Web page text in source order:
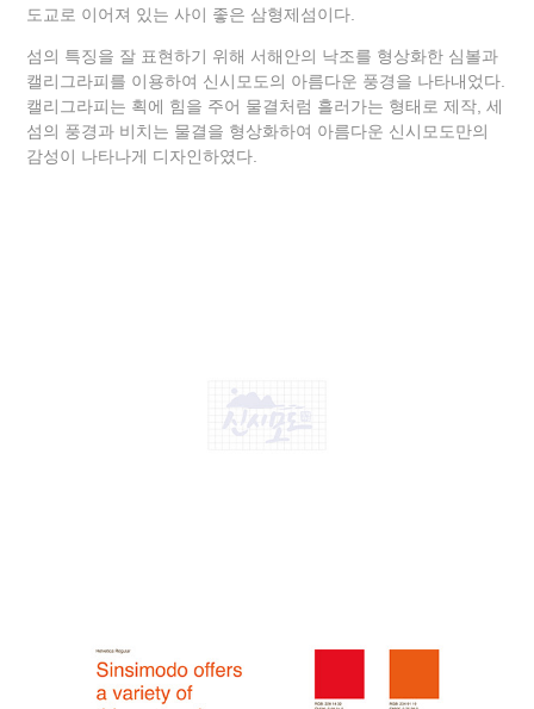
도교로 이어져 있는 사이 좋은 삼형제섬이다.
섬의 특징을 잘 표현하기 위해 서해안의 낙조를 형상화한 심볼과
캘리그라피를 이용하여 신시모도의 아름다운 풍경을 나타내었다.
캘리그라피는 획에 힘을 주어 물결처럼 흘러가는 형태로 제작, 세
섬의 풍경과 비치는 물결을 형상화하여 아름다운 신시모도만의
감성이 나타나게 디자인하였다.